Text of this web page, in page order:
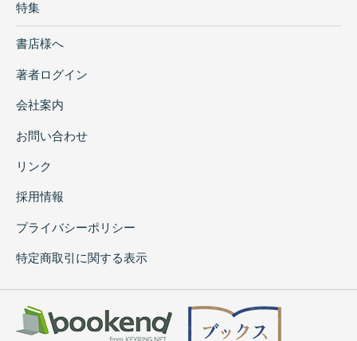
特集
書店様へ
著者ログイン
会社案内
お問い合わせ
リンク
採用情報
プライバシーポリシー
特定商取引に関する表示